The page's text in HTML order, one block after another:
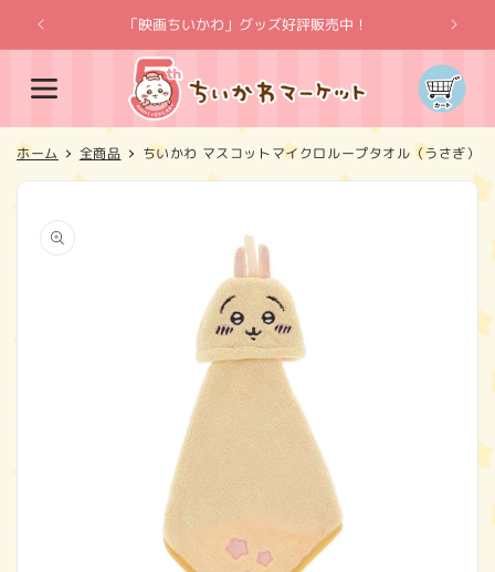
ンツに
進む
「映画ちいかわ」グッズ好評販売中！
カ
ー
ト
ホーム 全商品 ちいかわ マスコットマイクロループタオル（うさぎ）
報にス
キップ